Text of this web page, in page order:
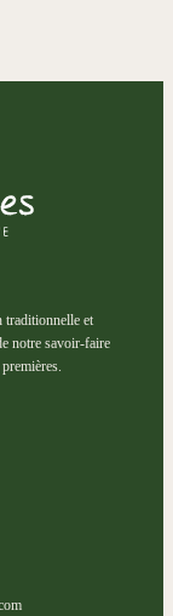
traditionnelle et
notre savoir-faire